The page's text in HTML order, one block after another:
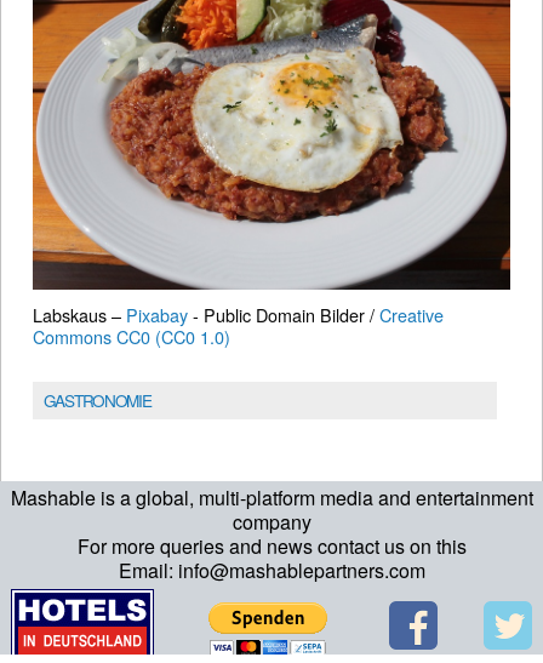
Mashable is a global, multi-platform media and entertainment
company
For more queries and news contact us on this
Email: info@mashablepartners.com
Labskaus – Pixabay- Public Domain Bilder /Creative
Commons CC0 (CC0 1.0)
GASTRONOMIE